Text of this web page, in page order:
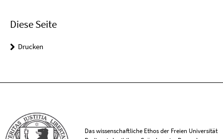
Diese Seite
Drucken
Das wissenschaftliche Ethos der Freien Universität